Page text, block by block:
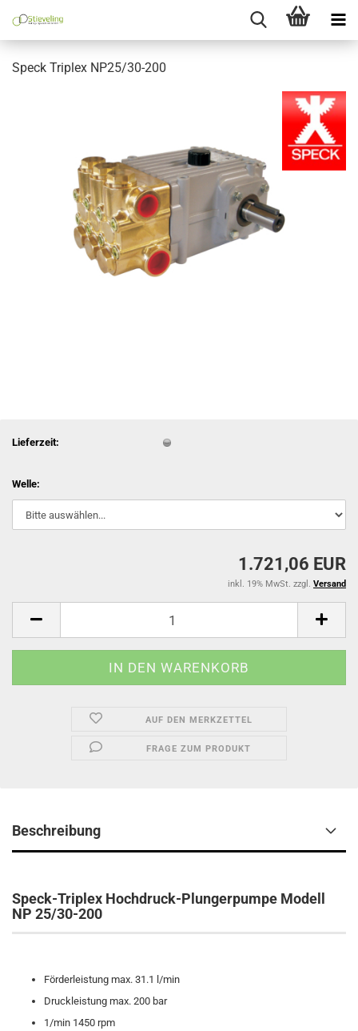
Speck Triplex NP25/30-200
Lieferzeit:
Welle:
1.721,06 EUR
inkl. 19% MwSt. zzgl. Versand
AUF DEN MERKZETTEL
FRAGE ZUM PRODUKT
Beschreibung
Speck-Triplex Hochdruck-Plungerpumpe Modell
NP 25/30-200
Förderleistung max. 31.1 l/min
Druckleistung max. 200 bar
1/min 1450 rpm